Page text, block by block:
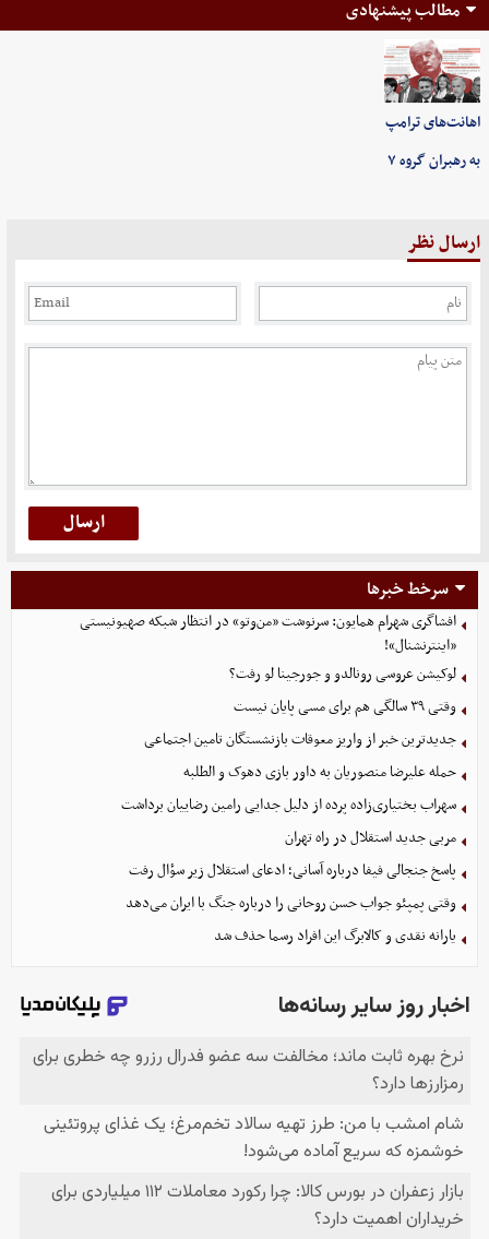
مطالب پیشنهادی
اهانت‌های ترامپ
به رهبران گروه ۷
ارسال نظر
سرخط خبرها
افشاگری شهرام همایون: سرنوشت «من‌وتو» در انتظار شبکه صهیونیستی
«اینترنشنال»!
لوکیشن عروسی رونالدو و جورجینا لو رفت؟
وقتی ۳۹ سالگی هم برای مسی پایان نیست
جدیدترین خبر از واریز معوقات بازنشستگان تامین اجتماعی
حمله علیرضا منصوریان به داور بازی دهوک و الطلبه
سهراب بختیاری‌زاده پرده از دلیل جدایی رامین رضاییان برداشت
مربی جدید استقلال در راه تهران
پاسخ جنجالی فیفا درباره آسانی؛ ادعای استقلال زیر سؤال رفت
وقتی پمپئو جواب حسن روحانی را درباره جنگ با ایران می‌دهد
یارانه نقدی و کالابرگ این افراد رسما حذف شد